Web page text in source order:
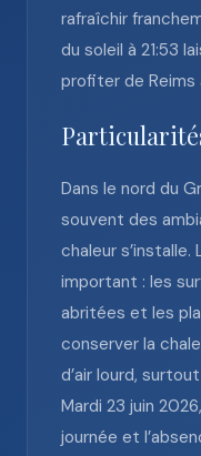
rafraîchir
du soleil à 21:53
profiter de Reims
Dans le nord du
souvent des
chaleur
important : les
abritées et les
conserver la
d’air lourd,
Mardi 23 juin
journée et